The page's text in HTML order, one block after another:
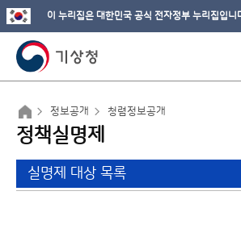
이 누리집은 대한민국 공식 전자정부 누리집입니
정보공개 청렴정보공개
정책실명제
실명제 대상 목록